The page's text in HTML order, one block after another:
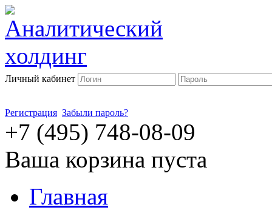
Личный кабинет
Регистрация Забыли пароль?
+7 (495) 748-08-09
Ваша корзина пуста
Главная